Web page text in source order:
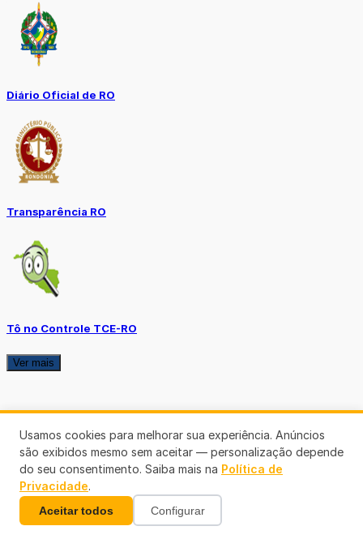
Diário Oficial de RO
Transparência RO
Tô no Controle TCE-RO
Ver mais
Usamos cookies para melhorar sua experiência. Anúncios
são exibidos mesmo sem aceitar — personalização depende
do seu consentimento. Saiba mais na Política de
Privacidade.
Aceitar todos Configurar